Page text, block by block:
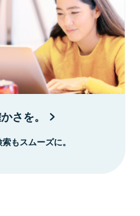
さを。
もスムーズに。